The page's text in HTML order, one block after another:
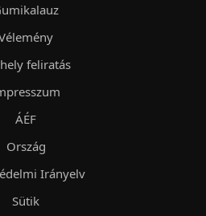
feliratás
ÁÉF
Ország
Irányelv
Sütik